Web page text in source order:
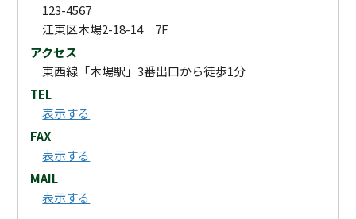
123-4567
江東区木場2-18-14 7F
アクセス
東西線「木場駅」3番出口から徒歩1分
TEL
表示する
FAX
表示する
MAIL
表示する